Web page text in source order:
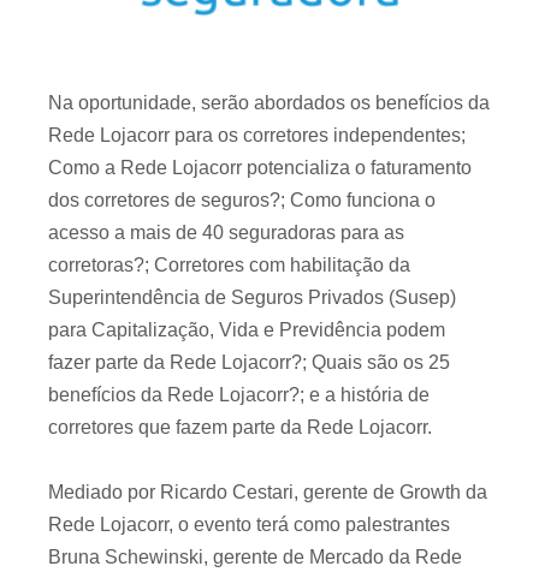
Na oportunidade, serão abordados os benefícios da
Rede Lojacorr para os corretores independentes;
Como a Rede Lojacorr potencializa o faturamento
dos corretores de seguros?; Como funciona o
acesso a mais de 40 seguradoras para as
corretoras?; Corretores com habilitação da
Superintendência de Seguros Privados (Susep)
para Capitalização, Vida e Previdência podem
fazer parte da Rede Lojacorr?; Quais são os 25
benefícios da Rede Lojacorr?; e a história de
corretores que fazem parte da Rede Lojacorr.
Mediado por Ricardo Cestari, gerente de Growth da
Rede Lojacorr, o evento terá como palestrantes
Bruna Schewinski, gerente de Mercado da Rede